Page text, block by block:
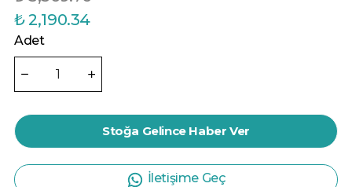
₺ 2,190.34
Adet
Stoğa Gelince Haber Ver
İletişime Geç